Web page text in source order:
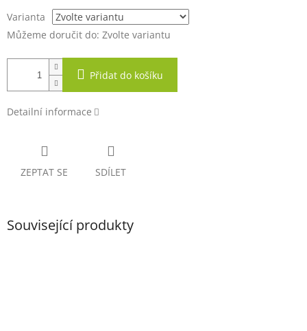
Varianta
Můžeme doručit do: Zvolte variantu
Přidat do košíku
Detailní informace
ZEPTAT SE SDÍLET
Související produkty